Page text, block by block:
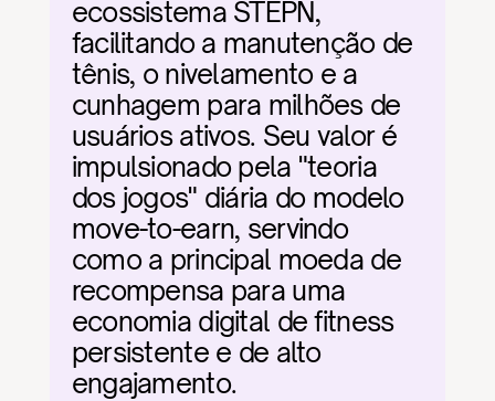
ecossistema STEPN,
facilitando a manutenção de
tênis, o nivelamento e a
cunhagem para milhões de
usuários ativos. Seu valor é
impulsionado pela "teoria
dos jogos" diária do modelo
move-to-earn, servindo
como a principal moeda de
recompensa para uma
economia digital de fitness
persistente e de alto
engajamento.